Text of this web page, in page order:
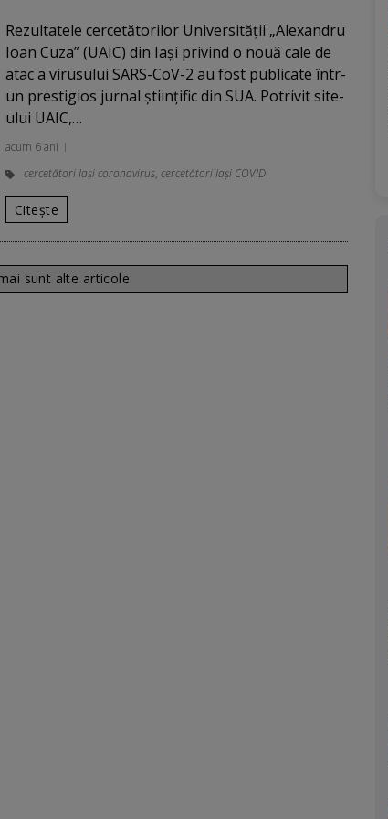
Rezultatele cercetătorilor Universităţii „Alexandru
Ioan Cuza” (UAIC) din Iaşi privind o nouă cale de
atac a virusului SARS-CoV-2 au fost publicate într-
un prestigios jurnal ştiinţific din SUA. Potrivit site-
ului UAIC,…
acum 6 ani
cercetători Iași coronavirus, cercetători Iași COVID
Citește
sunt alte articole